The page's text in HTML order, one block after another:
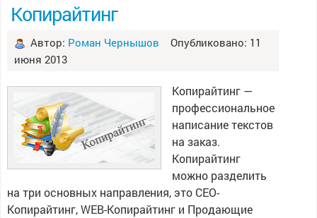
Копирайтинг
Автор: Роман Чернышов Опубликовано: 11
июня 2013
Копирайтинг —
профессиональное
написание текстов
на заказ.
Копирайтинг
можно разделить
на три основных направления, это СЕО-
Копирайтинг, WEB-Копирайтинг и Продающие